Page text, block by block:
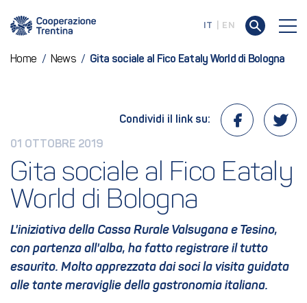
IT EN
Home / News / Gita sociale al Fico Eataly World di Bologna
01 OTTOBRE 2019
Condividi il link su:
Gita sociale al Fico Eataly
World di Bologna
L'iniziativa della Cassa Rurale Valsugana e Tesino,
con partenza all'alba, ha fatto registrare il tutto
esaurito. Molto apprezzata dai soci la visita guidata
alle tante meraviglie della gastronomia italiana.